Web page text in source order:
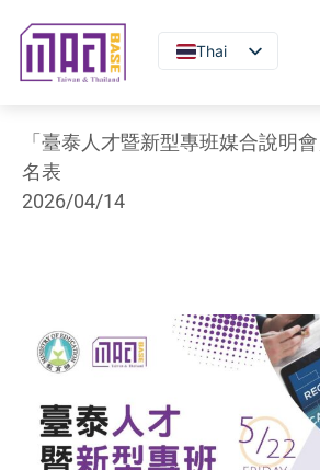
Thai
「臺泰人才暨新型專班媒合說明
名表
2026/04/14